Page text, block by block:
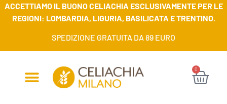
ACCETTIAMO IL BUONO CELIACHIA ESCLUSIVAMENTE PER LE
REGIONI: LOMBARDIA, LIGURIA, BASILICATA E TRENTINO.
SPEDIZIONE GRATUITA DA 89 EURO
0